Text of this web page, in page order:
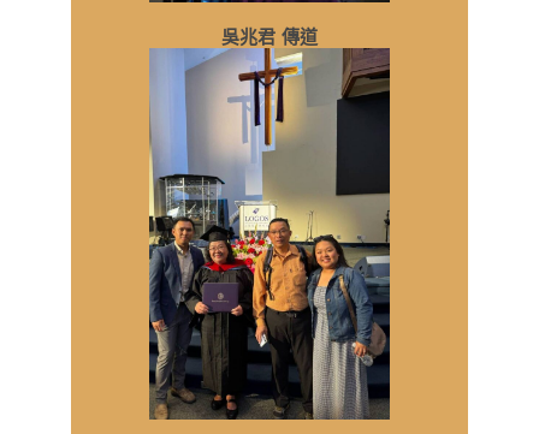
吳兆君 傳道